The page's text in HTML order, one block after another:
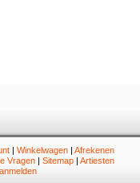
| Winkelwagen| Afrekenen
Vragen | Sitemap | Artiesten